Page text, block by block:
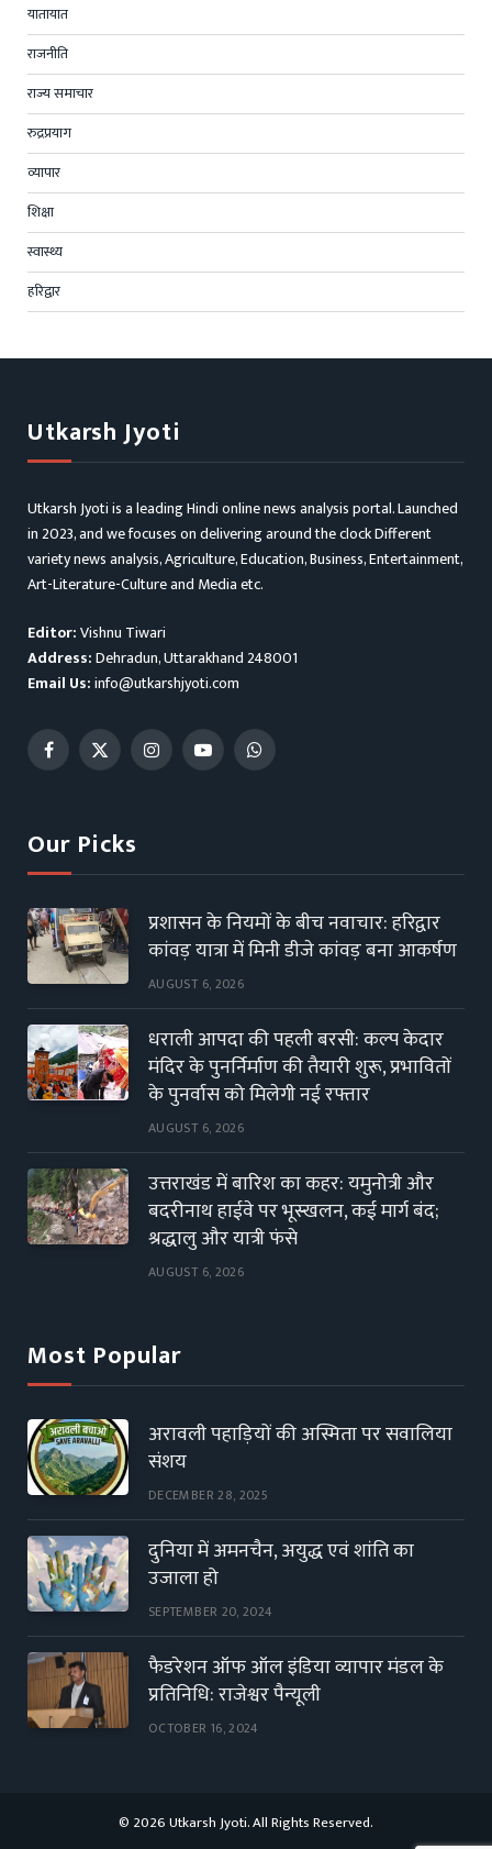
यातायात
राजनीति
राज्य समाचार
रुद्रप्रयाग
व्यापार
शिक्षा
स्वास्थ्य
हरिद्वार
Utkarsh Jyoti
Utkarsh Jyoti is a leading Hindi online news analysis portal. Launched
in 2023, and we focuses on delivering around the clock Different
variety news analysis, Agriculture, Education, Business, Entertainment,
Art-Literature-Culture and Media etc.
Editor:Vishnu Tiwari
Address:Dehradun, Uttarakhand 248001
Email Us:info@utkarshjyoti.com
Facebook
X
InstagramYouTubeWhatsApp
Our Picks
प्रशासन के नियमों के बीच नवाचार: हरिद्वार
कांवड़ यात्रा में मिनी डीजे कांवड़ बना आकर्षण
AUGUST 6, 2026
धराली आपदा की पहली बरसी: कल्प केदार
मंदिर के पुनर्निर्माण की तैयारी शुरू, प्रभावितों
के पुनर्वास को मिलेगी नई रफ्तार
AUGUST 6, 2026
उत्तराखंड में बारिश का कहर: यमुनोत्री और
बदरीनाथ हाईवे पर भूस्खलन, कई मार्ग बंद;
श्रद्धालु और यात्री फंसे
AUGUST 6, 2026
Most Popular
अरावली पहाड़ियों की अस्मिता पर सवालिया
संशय
DECEMBER 28, 2025
दुनिया में अमनचैन, अयुद्ध एवं शांति का
उजाला हो
SEPTEMBER 20, 2024
फैडरेशन ऑफ ऑल इंडिया व्यापार मंडल के
प्रतिनिधि: राजेश्वर पैन्यूली
OCTOBER 16, 2024
© 2026 Utkarsh Jyoti. All Rights Reserved.